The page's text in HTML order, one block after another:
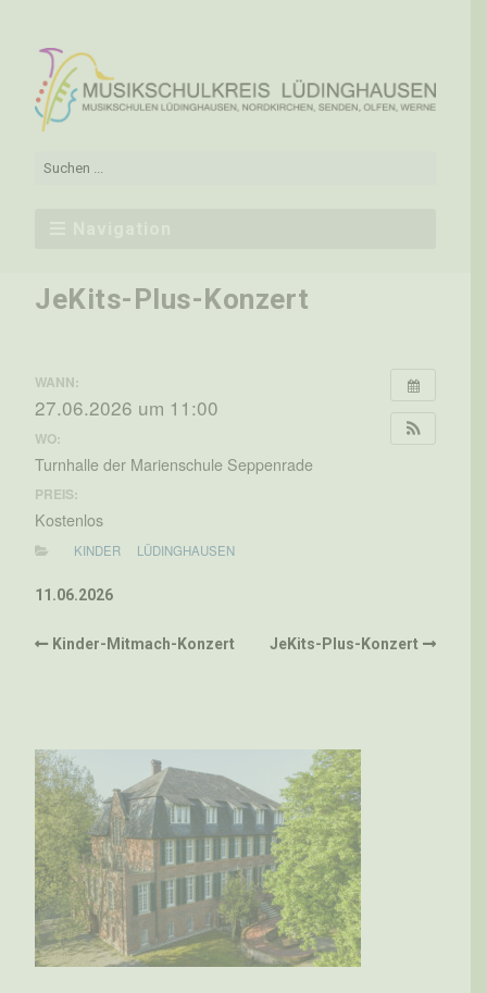
JeKits-Plus-Konzert
WANN:
27.06.2026 um 11:00
WO:
Turnhalle der Marienschule Seppenrade
PREIS:
Kostenlos
KINDER LÜDINGHAUSEN
11.06.2026
Kinder-Mitmach-Konzert JeKits-Plus-Konzert